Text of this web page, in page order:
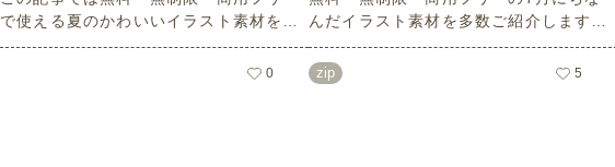
で使える夏のかわいいイラスト素材を多
数ご紹介いたします。夏の花であるひま
わりや朝顔、夏祭り、花火、七夕など夏
0
んだイラスト素材を多数ご紹介します。
どれも印刷に適した解像度で、点数制限
なしで自由に使える素材ばかり♪どなたで
もご利用いただけます！ぜひご活用くだ
zip 5